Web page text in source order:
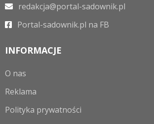
redakcja@portal-sadownik.pl
Portal-sadownik.pl na FB
INFORMACJE
O nas
Reklama
Polityka prywatności